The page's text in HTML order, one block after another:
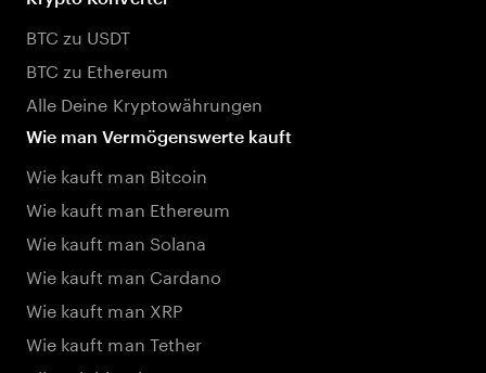
BTC zu USDT
BTC zu Ethereum
Alle Deine Kryptowährungen
Wie man Vermögenswerte kauft
Wie kauft man Bitcoin
Wie kauft man Ethereum
Wie kauft man Solana
Wie kauft man Cardano
Wie kauft man XRP
Wie kauft man Tether